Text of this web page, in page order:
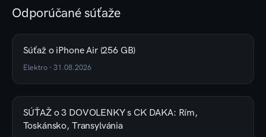
Odporúčané súťaže
Súťaž o iPhone Air (256 GB)
Elektro · 31.08.2026
SÚŤAŽ o 3 DOVOLENKY s CK DAKA: Rím,
Toskánsko, Transylvánia